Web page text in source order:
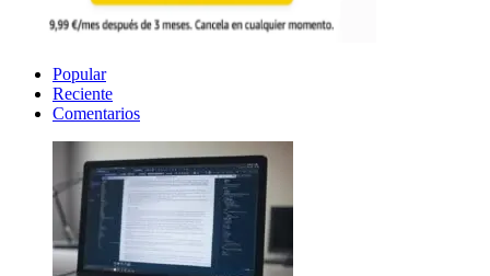
Popular
Reciente
Comentarios